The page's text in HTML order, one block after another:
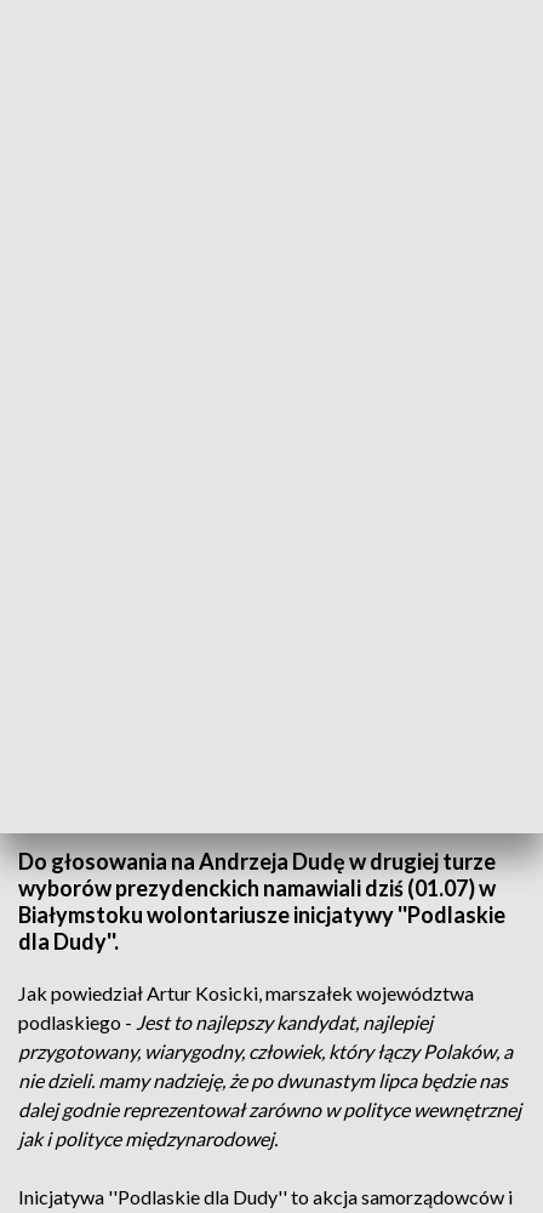
Do głosowania na Andrzeja Dudę w drugiej turze
wyborów prezydenckich namawiali dziś (01.07) w
Białymstoku wolontariusze inicjatywy ''Podlaskie
dla Dudy''.
Jak powiedział Artur Kosicki, marszałek województwa
podlaskiego - Jest to najlepszy kandydat, najlepiej
przygotowany, wiarygodny, człowiek, który łączy Polaków, a
nie dzieli. mamy nadzieję, że po dwunastym lipca będzie nas
dalej godnie reprezentował zarówno w polityce wewnętrznej
jak i polityce międzynarodowej.
Inicjatywa ''Podlaskie dla Dudy'' to akcja samorządowców i